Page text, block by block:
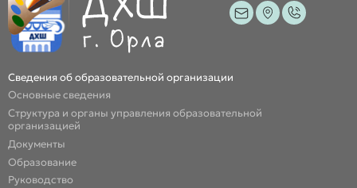
Сведения об образовательной организации
Основные сведения
Структура и органы управления образовательной
организацией
Документы
Образование
Руководство